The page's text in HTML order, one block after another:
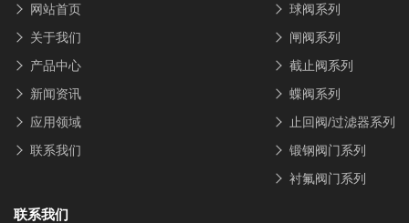
网站首页
关于我们
产品中心
新闻资讯
应用领域
联系我们
球阀系列
闸阀系列
截止阀系列
蝶阀系列
止回阀/过滤器系列
锻钢阀门系列
衬氟阀门系列
联系我们